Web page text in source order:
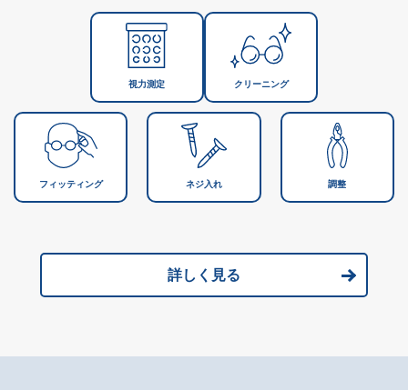
視力測定 クリーニング
フィッティング ネジ入れ 調整
詳しく見る